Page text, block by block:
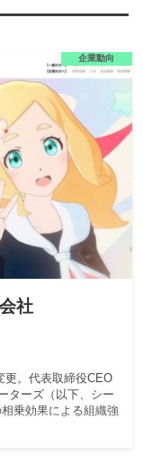
企業動向
社
更。代表取締役CEO
ターズ（以下、シー
乗効果による組織強